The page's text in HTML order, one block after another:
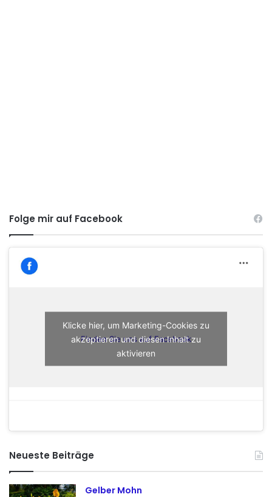
Folge mir auf Facebook
Finden Sie uns auf Facebook
Klicke hier, um Marketing-Cookies zu
akzeptieren und diesen Inhalt zu
aktivieren
Neueste Beiträge
Gelber Mohn